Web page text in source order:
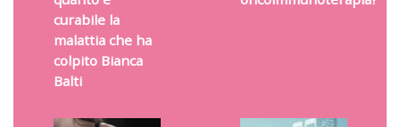
curabile la
malattia che ha
colpito Bianca
Balti